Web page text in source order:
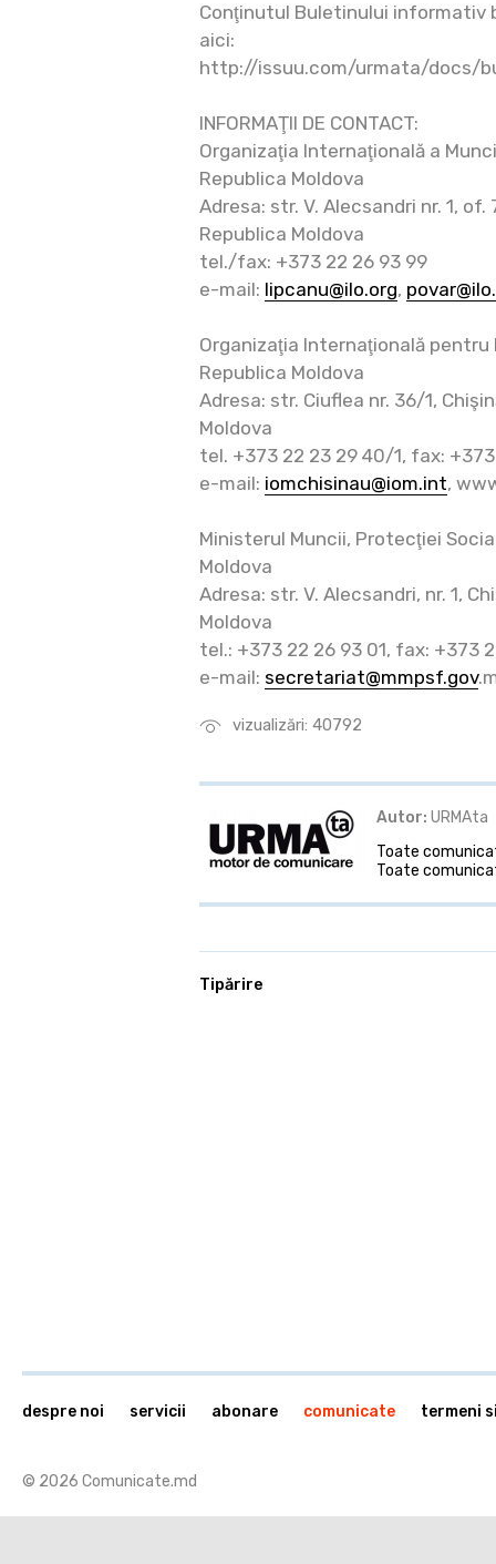
vizualizări: 40792
Conţinutul Buletinului informativ
aici:
http://issuu.com/urmata/docs/
INFORMAŢII DE CONTACT:
Organizaţia Internaţională a
Republica Moldova
Adresa: str. V. Alecsandri nr. 1, of.
Republica Moldova
tel./fax: +373 22 26 93 99
e-mail: lipcanu@ilo.org,
Organizaţia Internaţională pentru
Republica Moldova
Adresa: str. Ciuflea nr. 36/1,
Moldova
tel. +373 22 23 29 40/1, fax:
e-mail: iomchisinau@iom.int,
Ministerul Muncii, Protecţiei
Moldova
Adresa: str. V. Alecsandri, nr. 1,
Moldova
tel.: +373 22 26 93 01, fax: +373
e-mail: secretariat@mmpsf.gov
Autor: URMAta
Toate
Toate
Tipărire
© 2026 Comunicate.md
despre noi servicii abonare comunicate termeni